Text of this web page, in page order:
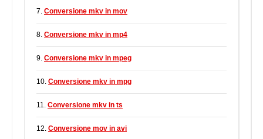
7. Conversione mkv in mov
8. Conversione mkv in mp4
9. Conversione mkv in mpeg
10. Conversione mkv in mpg
11. Conversione mkv in ts
12. Conversione mov in avi